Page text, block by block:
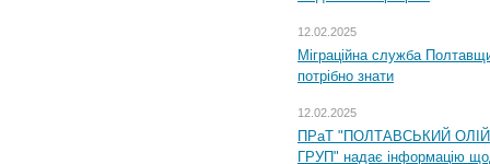
12.02.2025
Міграційна служба
потрібно знати
12.02.2025
ПРаТ "ПОЛТАВСЬКИЙ
ГРУП" надає інформацію